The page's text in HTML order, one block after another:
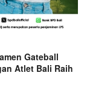
Gateball
Atlet Bali Raih